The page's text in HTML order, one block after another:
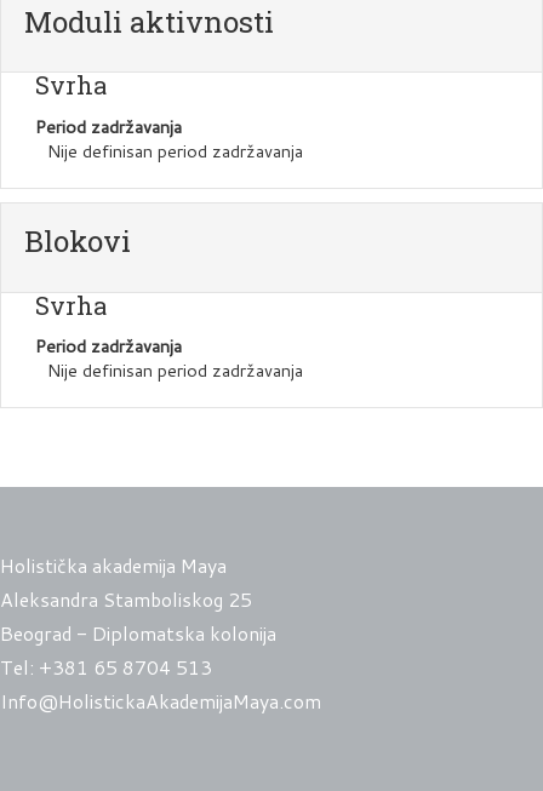
Moduli aktivnosti
Svrha
Period zadržavanja
Nije definisan period zadržavanja
Blokovi
Svrha
Period zadržavanja
Nije definisan period zadržavanja
Holistička akademija Maya
Aleksandra Stamboliskog 25
Beograd - Diplomatska kolonija
Tel: +381 65 8704 513
Info@HolistickaAkademijaMaya.com